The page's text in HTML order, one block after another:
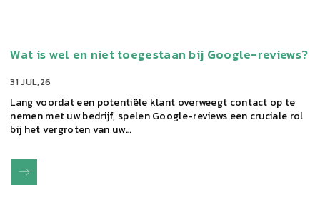
31 JUL,26
Lang voordat een potentiële klant overweegt contact op te
nemen met uw bedrijf, spelen Google-reviews een cruciale rol
bij het vergroten van uw…
Wat is wel en niet toegestaan bij Google-reviews?